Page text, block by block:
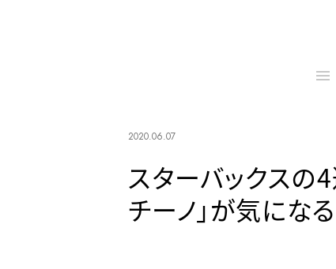
2020.06.07
スターバックスの
チーノ」が気になる